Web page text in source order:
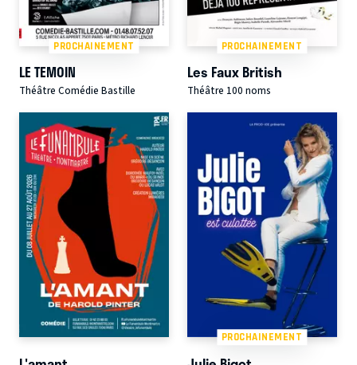
PROCHAINEMENT
LE TEMOIN
Théâtre Comédie Bastille
PROCHAINEMENT
Les Faux British
Théâtre 100 noms
PROCHAINEMENT